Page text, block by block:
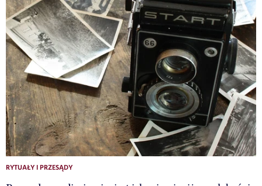
RYTUAŁY I PRZESĄDY